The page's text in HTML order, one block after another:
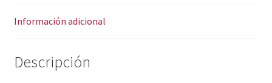
Información adicional
Descripción